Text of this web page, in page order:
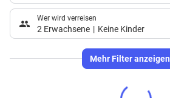
Wer wird verreisen
2 Erwachsene Keine Kinder
Mehr Filter anzeigen